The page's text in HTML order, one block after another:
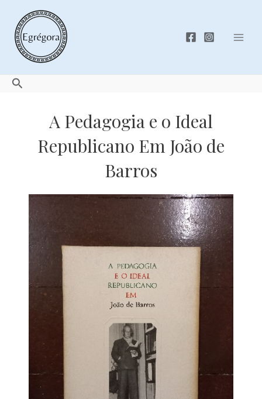
content
Search
A Pedagogia e o Ideal
Republicano Em João de
Barros